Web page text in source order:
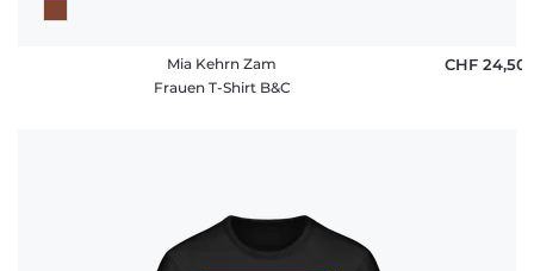
Mia Kehrn Zam
Frauen T-Shirt B&C
CHF 24,50